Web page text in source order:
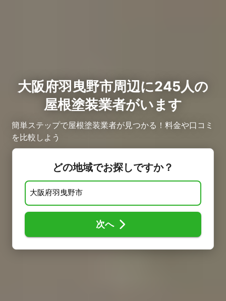
大阪府羽曳野市周辺に245人の
屋根塗装業者がいます
簡単ステップで屋根塗装業者が見つかる！料金や口コミ
を比較しよう
どの地域でお探しですか？
次へ